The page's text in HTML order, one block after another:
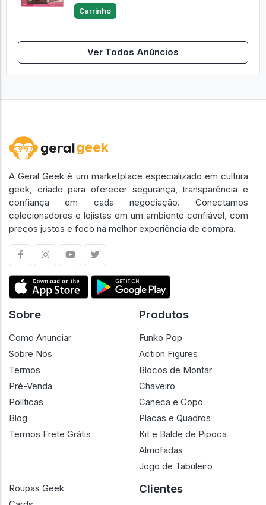
Carrinho
Ver Todos Anúncios
A Geral Geek é um marketplace especializado em cultura
geek, criado para oferecer segurança, transparência e
confiança em cada negociação. Conectamos
colecionadores e lojistas em um ambiente confiável, com
preços justos e foco na melhor experiência de compra.
Sobre
Como Anunciar
Sobre Nós
Termos
Pré-Venda
Políticas
Blog
Termos Frete Grátis
Produtos
Funko Pop
Action Figures
Blocos de Montar
Chaveiro
Caneca e Copo
Placas e Quadros
Kit e Balde de Pipoca
Almofadas
Jogo de Tabuleiro
Roupas Geek
Clientes